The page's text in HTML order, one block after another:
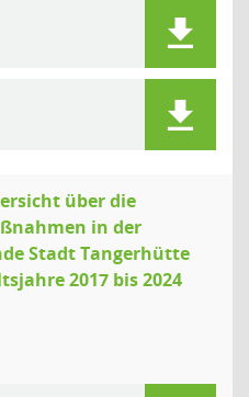
über die
in der
Stadt Tangerhütte
2017 bis 2024